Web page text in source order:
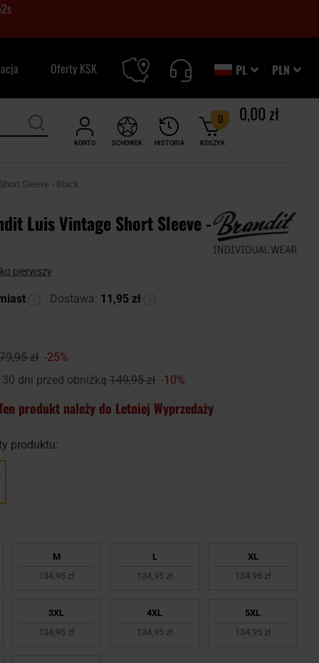
s
PLN
PL
Oferty KSK
KONTO HISTORIA
SCHOWEK KOSZYK
0 0,00 zł
Sleeve - Black
Luis Vintage Short Sleeve -
pierwszy
Dostawa: 11,95 zł
zł -25%
dni przed obniżką 149,95 zł -10%
produkt należy do Letniej Wyprzedaży
produktu:
M
134,95 zł
L
134,95 zł
XL
134,95 zł
3XL
134,95 zł
4XL
134,95 zł
5XL
134,95 zł